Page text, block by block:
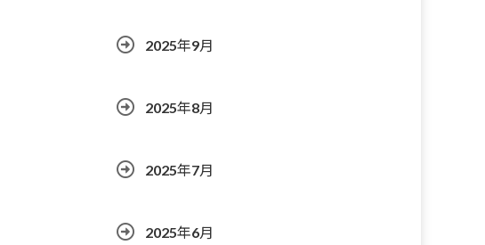
2025年9月
2025年8月
2025年7月
2025年6月